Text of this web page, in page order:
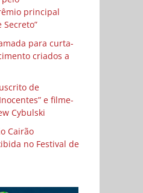
principal
Secreto”
para curta-
criados a
de
e filme-
Cybulski
Cairão
no Festival de